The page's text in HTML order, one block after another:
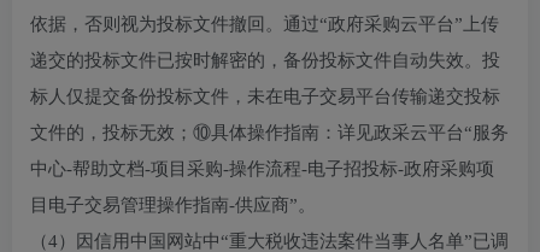
依据，否则视为投标文件撤回。通过“政府采购云平台”上传
递交的投标文件已按时解密的，备份投标文件自动失效。投
标人仅提交备份投标文件，未在电子交易平台传输递交投标
文件的，投标无效；⑩具体操作指南：详见政采云平台“服务
中心-帮助文档-项目采购-操作流程-电子招投标-政府采购项
目电子交易管理操作指南-供应商”。
（4）因信用中国网站中“重大税收违法案件当事人名单”已调